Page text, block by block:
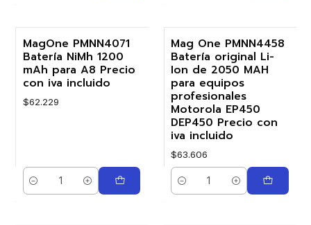
MagOne PMNN4071
Batería NiMh 1200
mAh para A8 Precio
con iva incluido
$62.229
Cantidad
Mag One PMNN4458
Batería original Li-
Ion de 2050 MAH
para equipos
profesionales
Motorola EP450
DEP450 Precio con
iva incluido
$63.606
Cantidad